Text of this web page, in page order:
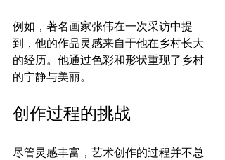
例如，著名画家张伟在一次采访中提
到，他的作品灵感来自于他在乡村长大
的经历。他通过色彩和形状重现了乡村
的宁静与美丽。
创作过程的挑战
尽管灵感丰富，艺术创作的过程并不总